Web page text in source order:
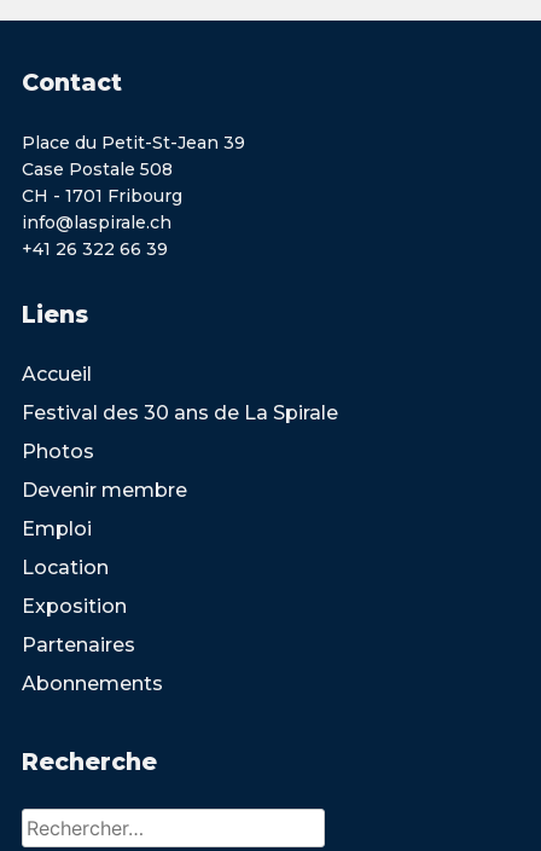
Contact
Place du Petit-St-Jean 39
Case Postale 508
CH - 1701 Fribourg
info@laspirale.ch
+41 26 322 66 39
Liens
Accueil
Festival des 30 ans de La Spirale
Photos
Devenir membre
Emploi
Location
Exposition
Partenaires
Abonnements
Recherche
Rechercher :